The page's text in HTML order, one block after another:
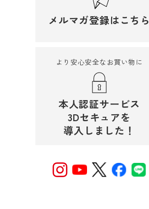
メルマガ登録はこちら
より安心安全なお買い物に
本人認証サービス
3Dセキュアを
導入しました！